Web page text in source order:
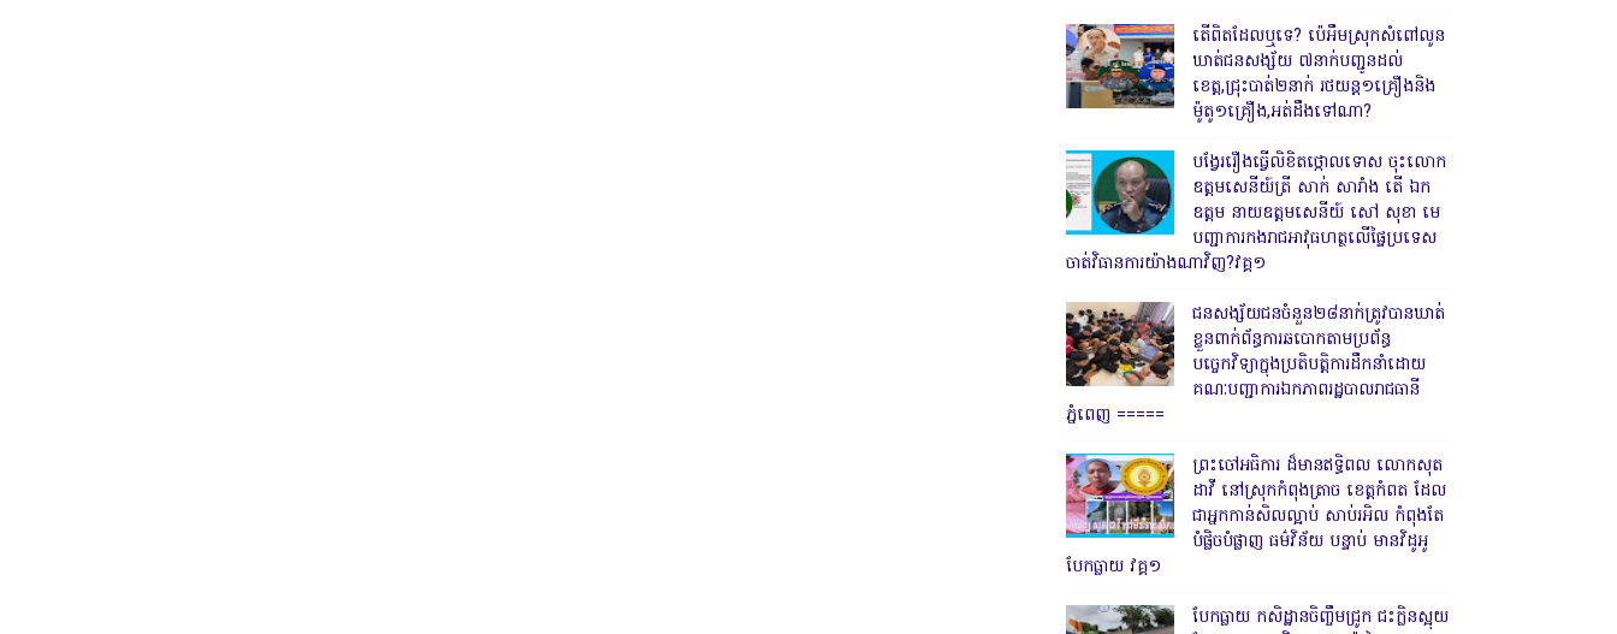
តើពិតដែលឬទេ? ប៉េអឹមស្រុកសំពៅលូន
ឃាត់ជនសង្ស័យ ៧នាក់បញ្ជូនដល់
ខេត្ត,ជ្រុះបាត់២នាក់ រថយន្ត១គ្រឿងនិង
ម៉ូតូ១គ្រឿង,អត់ដឹងទៅណា?
បង្វែររឿងធ្វើលិខិតថ្កោលទោស ចុះលោក
ឧត្តមសេនីយ៍ត្រី សាក់ សារាំង តើ ឯក
ឧត្តម នាយឧត្តមសេនីយ៍ សៅ សុខា មេ
បញ្ជាការកងរាជអាវុធហត្ថលើផ្ទៃប្រទេស
ចាត់វិធានការយ៉ាងណាវិញ?វគ្គ១
ជនសង្ស័យជនចំនួន២៨នាក់ត្រូវបានឃាត់
ខ្លួនពាក់ព័ន្ធការឆបោកតាមប្រព័ន្ធ
បច្ចេកវិទ្យាក្នុងប្រតិបត្តិការដឹកនាំដោយ
គណៈបញ្ជាការឯកភាពរដ្ឋបាលរាជធានី
ភ្នំពេញ ‎=====
ព្រះចៅអធិការ ដ៏មានឥទ្ធិពល លោកសុត
ដាវី នៅស្រុកកំពុងត្រាច ខេត្តកំពត ដែល
ជាអ្នកកាន់សិលល្អាប់ សាប់រអិល កំពុងតែ
បំផ្លិចបំផ្លាញ ធម៌វិន័យ បន្ទាប់ មានវិដូអូ
បែកធ្លាយ វគ្គ១
បែកធ្លាយ កសិដ្ឋានចិញ្ចឹមជ្រូក ជះក្លិនស្អុយ